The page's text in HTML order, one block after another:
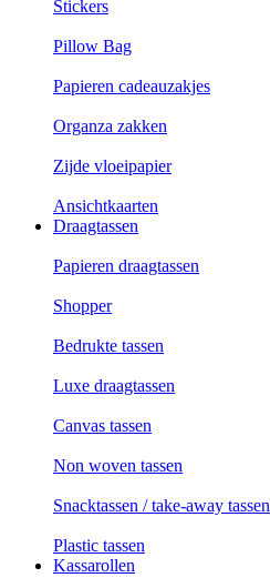
Stickers
Pillow Bag
Papieren cadeauzakjes
Organza zakken
Zijde vloeipapier
Ansichtkaarten
Draagtassen
Papieren draagtassen
Shopper
Bedrukte tassen
Luxe draagtassen
Canvas tassen
Non woven tassen
Snacktassen / take-away tassen
Plastic tassen
Kassarollen